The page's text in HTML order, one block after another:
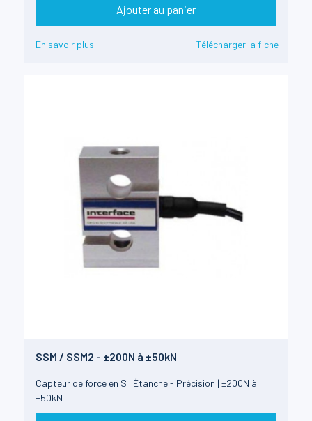
Ajouter au panier
En savoir plus Télécharger la fiche
SSM / SSM2 - ±200N à ±50kN
Capteur de force en S | Étanche - Précision | ±200N à
±50kN